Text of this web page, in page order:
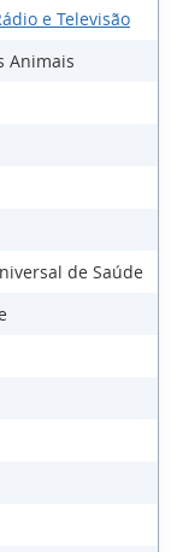
e Televisão
Animais
de Saúde